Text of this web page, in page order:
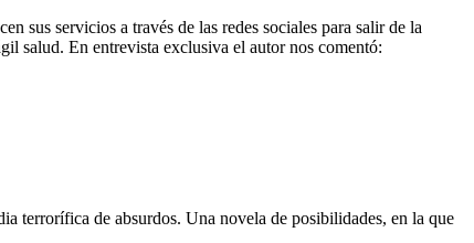
sus servicios a través de las redes sociales para salir de la
salud. En entrevista exclusiva el autor nos comentó:
terrorífica de absurdos. Una novela de posibilidades, en la que